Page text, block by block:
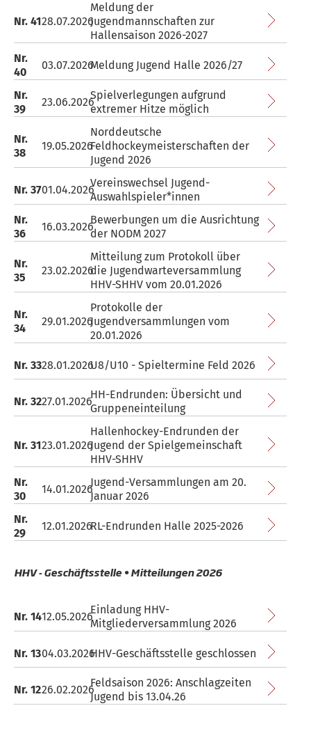
Nr. 4128.07.2026
Meldung der
Jugendmannschaften zur
Hallensaison 2026-2027
Nr.
40
03.07.2026Meldung Jugend Halle 2026/27
Nr.
39
23.06.2026
Spielverlegungen aufgrund
extremer Hitze möglich
Nr.
38
19.05.2026
Norddeutsche
Feldhockeymeisterschaften der
Jugend 2026
Nr. 3701.04.2026
Vereinswechsel Jugend-
Auswahlspieler*innen
Nr.
36
16.03.2026
Bewerbungen um die Ausrichtung
der NODM 2027
Nr.
35
23.02.2026
Mitteilung zum Protokoll über
die Jugendwarteversammlung
HHV-SHHV vom 20.01.2026
Nr.
34
29.01.2026
Protokolle der
Jugendversammlungen vom
20.01.2026
Nr. 3328.01.2026U8/U10 - Spieltermine Feld 2026
Nr. 3227.01.2026
HH-Endrunden: Übersicht und
Gruppeneinteilung
Nr. 3123.01.2026
Hallenhockey-Endrunden der
Jugend der Spielgemeinschaft
HHV-SHHV
Nr.
30
14.01.2026
Jugend-Versammlungen am 20.
Januar 2026
Nr.
29
12.01.2026RL-Endrunden Halle 2025-2026
HHV - Geschäftsstelle • Mitteilungen 2026
Nr. 1412.05.2026
Einladung HHV-
Mitgliederversammlung 2026
Nr. 1304.03.2026HHV-Geschäftsstelle geschlossen
Nr. 1226.02.2026
Feldsaison 2026: Anschlagzeiten
Jugend bis 13.04.26